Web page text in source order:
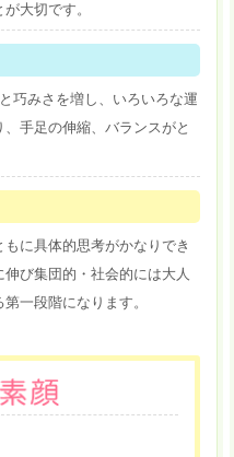
大切です。
巧みさを増し、いろいろな運
手足の伸縮、バランスがと
に具体的思考がかなりでき
び集団的・社会的には大人
一段階になります。